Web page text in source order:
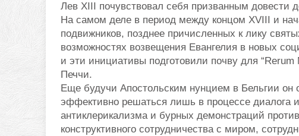
Лев XIII почувствовал себя призванным довести
На самом деле в период между концом XVIII и
подвижников, позднее причисленных к лику
возможностях возвещения Евангелия в новых
и эти инициативы подготовили почву для
Печчи.
Еще будучи Апостольским нунцием в Бельгии
эффективно решаться лишь в процессе диалога
антиклерикализма и бурных демонстраций
конструктивного сотрудничества с миром,